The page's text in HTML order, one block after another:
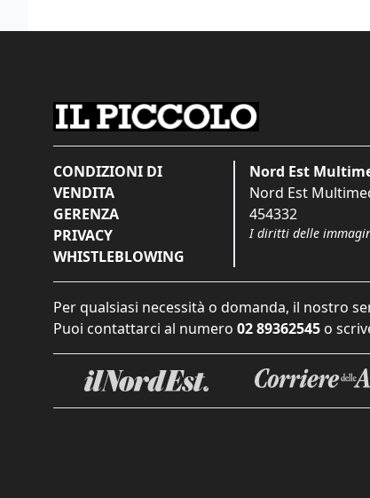
CONDIZIONI DI
VENDITA
GERENZA
PRIVACY
WHISTLEBLOWING
Nord Est
Nord Est
454332
I diritti delle
Per qualsiasi necessità o domanda, il nostro
Puoi contattarci al numero 02 89362545 o